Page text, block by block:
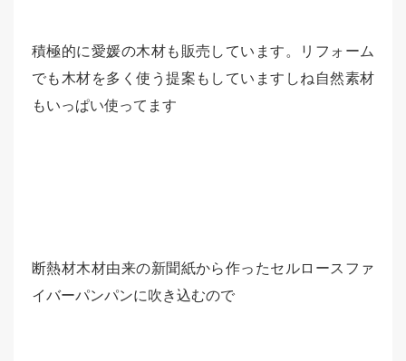
積極的に愛媛の木材も販売しています。リフォーム
でも木材を多く使う提案もしていますしね自然素材
もいっぱい使ってます
断熱材木材由来の新聞紙から作ったセルロースファ
イバーパンパンに吹き込むので